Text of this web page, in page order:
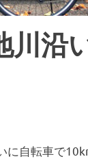
川沿
自転車で